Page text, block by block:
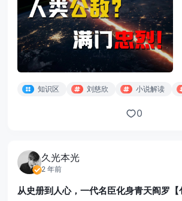
知识区 刘慈欣 小说解读
0
久光本光
2 年前
从史册到人心，一代名臣化身青天阎罗【